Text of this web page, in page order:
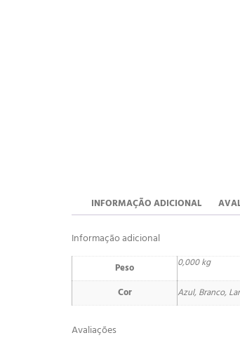
INFORMAÇÃO ADICIONAL
Informação adicional
Peso 0,000 kg
Cor Azul, Branco,
Avaliações